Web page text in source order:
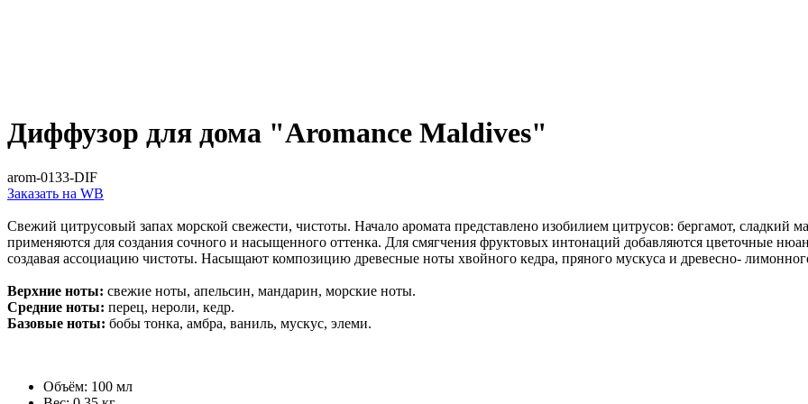
Диффузор для дома "Aromance Maldives"
arom-0133-DIF
Заказать на WB
Свежий цитрусовый запах морской свежести, чистоты. Начало аромата представлено изобилием цитрусов: бергамот,
применяются для создания сочного и насыщенного оттенка. Для смягчения фруктовых интонаций добавляются цветочные
создавая ассоциацию чистоты. Насыщают композицию древесные ноты хвойного кедра, пряного мускуса и древесно-
Верхние ноты: свежие ноты, апельсин, мандарин, морские ноты.
Средние ноты: перец, нероли, кедр.
Базовые ноты: бобы тонка, амбра, ваниль, мускус, элеми.
Объём: 100 мл